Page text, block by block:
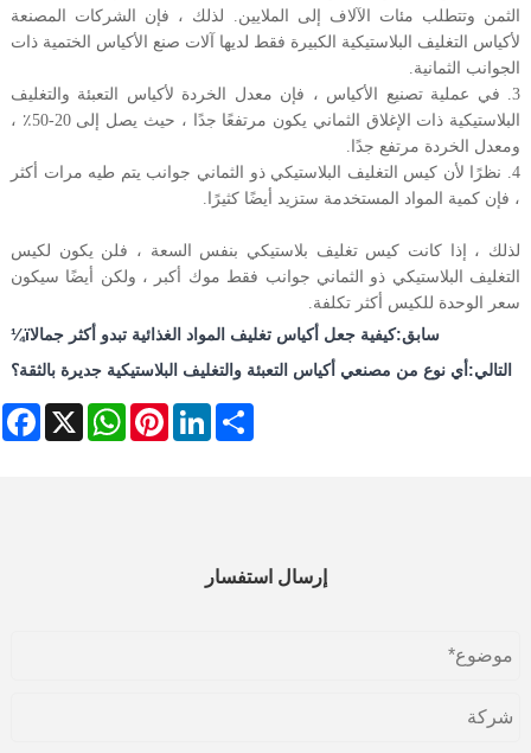
الثمن وتتطلب مئات الآلاف إلى الملايين. لذلك ، فإن الشركات المصنعة
لأكياس التغليف البلاستيكية الكبيرة فقط لديها آلات صنع الأكياس الختمية ذات
الجوانب الثمانية.
3. في عملية تصنيع الأكياس ، فإن معدل الخردة لأكياس التعبئة والتغليف
البلاستيكية ذات الإغلاق الثماني يكون مرتفعًا جدًا ، حيث يصل إلى 20-50٪ ،
ومعدل الخردة مرتفع جدًا.
4. نظرًا لأن كيس التغليف البلاستيكي ذو الثماني جوانب يتم طيه مرات أكثر
، فإن كمية المواد المستخدمة ستزيد أيضًا كثيرًا.
لذلك ، إذا كانت كيس تغليف بلاستيكي بنفس السعة ، فلن يكون لكيس
التغليف البلاستيكي ذو الثماني جوانب فقط موك أكبر ، ولكن أيضًا سيكون
سعر الوحدة للكيس أكثر تكلفة.
سابق:كيفية جعل أكياس تغليف المواد الغذائية تبدو أكثر جمالاï¼
التالي: أي نوع من مصنعي أكياس التعبئة والتغليف البلاستيكية جديرة بالثقة؟
X
WhatsAppPinterestLinkedInShare
إرسال استفسار